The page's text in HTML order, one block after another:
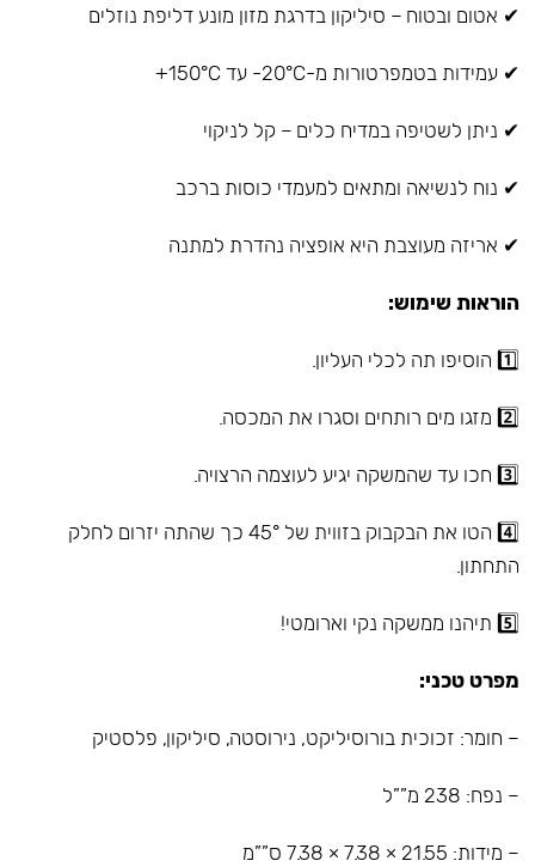
✔ אטום ובטוח – סיליקון בדרגת מזון מונע דליפת נוזלים
✔ עמידות בטמפרטורות מ-20°C- עד 150°C+
✔ ניתן לשטיפה במדיח כלים – קל לניקוי
✔ נוח לנשיאה ומתאים למעמדי כוסות ברכב
✔ אריזה מעוצבת היא אופציה נהדרת למתנה
הוראות שימוש:
1️⃣ הוסיפו תה לכלי העליון.
2️⃣ מזגו מים רותחים וסגרו את המכסה.
3️⃣ חכו עד שהמשקה יגיע לעוצמה הרצויה.
4️⃣ הטו את הבקבוק בזווית של 45° כך שהתה יזרום לחלק
התחתון.
5️⃣ תיהנו ממשקה נקי וארומטי!
מפרט טכני:
– חומר: זכוכית בורוסיליקט, נירוסטה, סיליקון, פלסטיק
– נפח: 238 מ””ל
– מידות: 21.55 × 7.38 × 7.38 ס””מ